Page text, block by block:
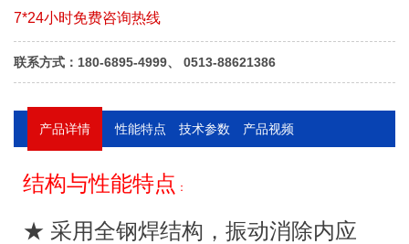
7*24小时免费咨询热线
联系方式：180-6895-4999、 0513-88621386
产品详情 性能特点 技术参数 产品视频
本机器对折弯金属板料具有较高的劳动生产率和
成各种形状工件，滑块行程一次即可对板料进行一次
结构与性能特点 ：
★ 采用全钢焊结构，振动消除内应